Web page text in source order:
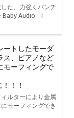
た、力強くパンチ
Baby Audio「I
ートしたモーダ
ス、ピアノなど
モーフィングで
！！
ルターにより金属
モーフィングでき